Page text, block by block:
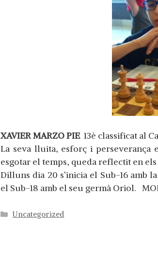
XAVIER MARZO PIE 13è classificat al
La seva lluita, esforç i perseverança
esgotar el temps, queda reflectit en
Dilluns dia 20 s’inicia el Sub-16 amb
el Sub-18 amb el seu germà Oriol.
Categorías
Uncategorized